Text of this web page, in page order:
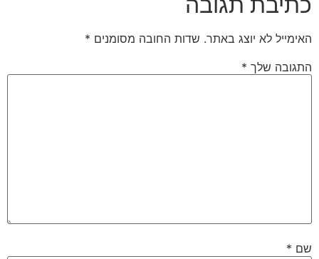
האימייל לא יוצג באתר. שדות החובה מסומנים *
התגובה שלך *
שם *